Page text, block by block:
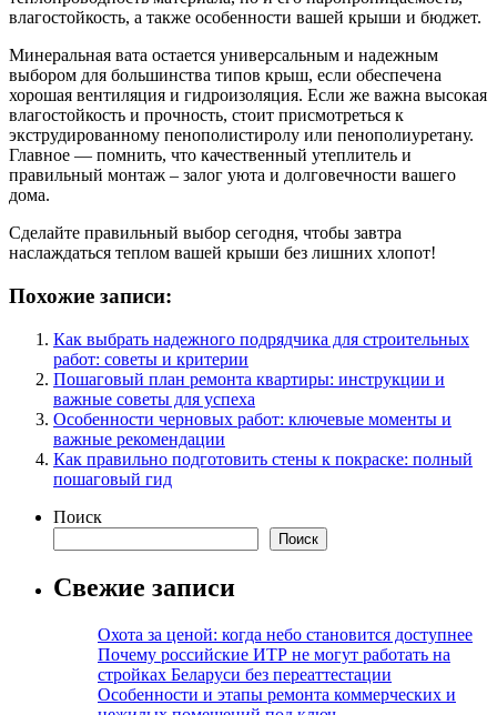
влагостойкость, а также особенности вашей крыши и бюджет.
Минеральная вата остается универсальным и надежным
выбором для большинства типов крыш, если обеспечена
хорошая вентиляция и гидроизоляция. Если же важна высокая
влагостойкость и прочность, стоит присмотреться к
экструдированному пенополистиролу или пенополиуретану.
Главное — помнить, что качественный утеплитель и
правильный монтаж – залог уюта и долговечности вашего
дома.
Сделайте правильный выбор сегодня, чтобы завтра
наслаждаться теплом вашей крыши без лишних хлопот!
Похожие записи:
Как выбрать надежного подрядчика для строительных
работ: советы и критерии
Пошаговый план ремонта квартиры: инструкции и
важные советы для успеха
Особенности черновых работ: ключевые моменты и
важные рекомендации
Как правильно подготовить стены к покраске: полный
пошаговый гид
Поиск
Поиск
Свежие записи
Охота за ценой: когда небо становится доступнее
Почему российские ИТР не могут работать на
стройках Беларуси без переаттестации
Особенности и этапы ремонта коммерческих и